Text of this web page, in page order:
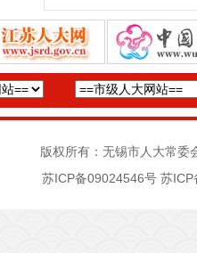
版权所有：无锡市人大常
苏ICP备09024546号 苏ICP